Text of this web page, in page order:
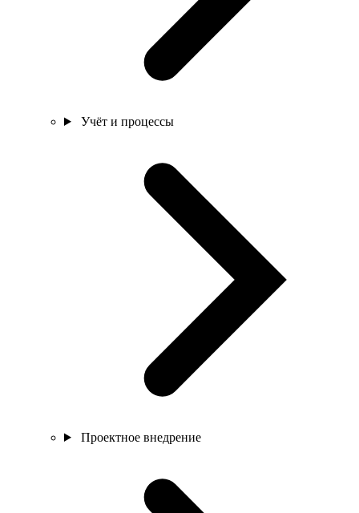
Учёт и процессы
Проектное внедрение